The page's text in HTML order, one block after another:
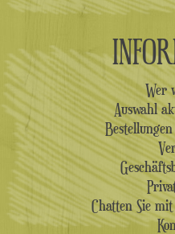
Wer
Auswahl
Chatten Sie